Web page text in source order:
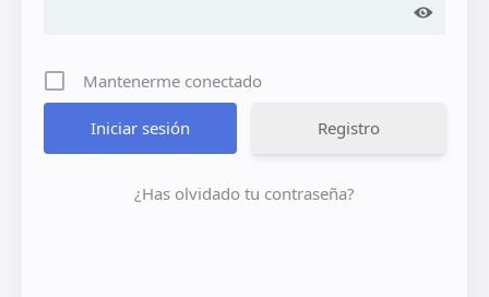
Mantenerme conectado
Registro
¿Has olvidado tu contraseña?